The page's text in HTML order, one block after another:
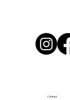
Contact